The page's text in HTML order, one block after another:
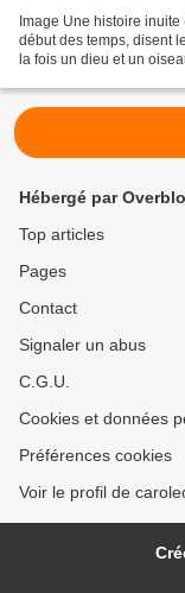
Image Une histoire
début des temps, disent
la fois un dieu et un
Hébergé par
Top articles
Pages
Contact
Signaler un abus
C.G.U.
Cookies et données
Préférences cookies
Voir le profil de